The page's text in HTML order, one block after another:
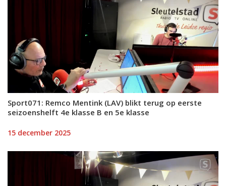
Sport071: Remco Mentink (LAV) blikt terug op eerste
seizoenshelft 4e klasse B en 5e klasse
15 december 2025